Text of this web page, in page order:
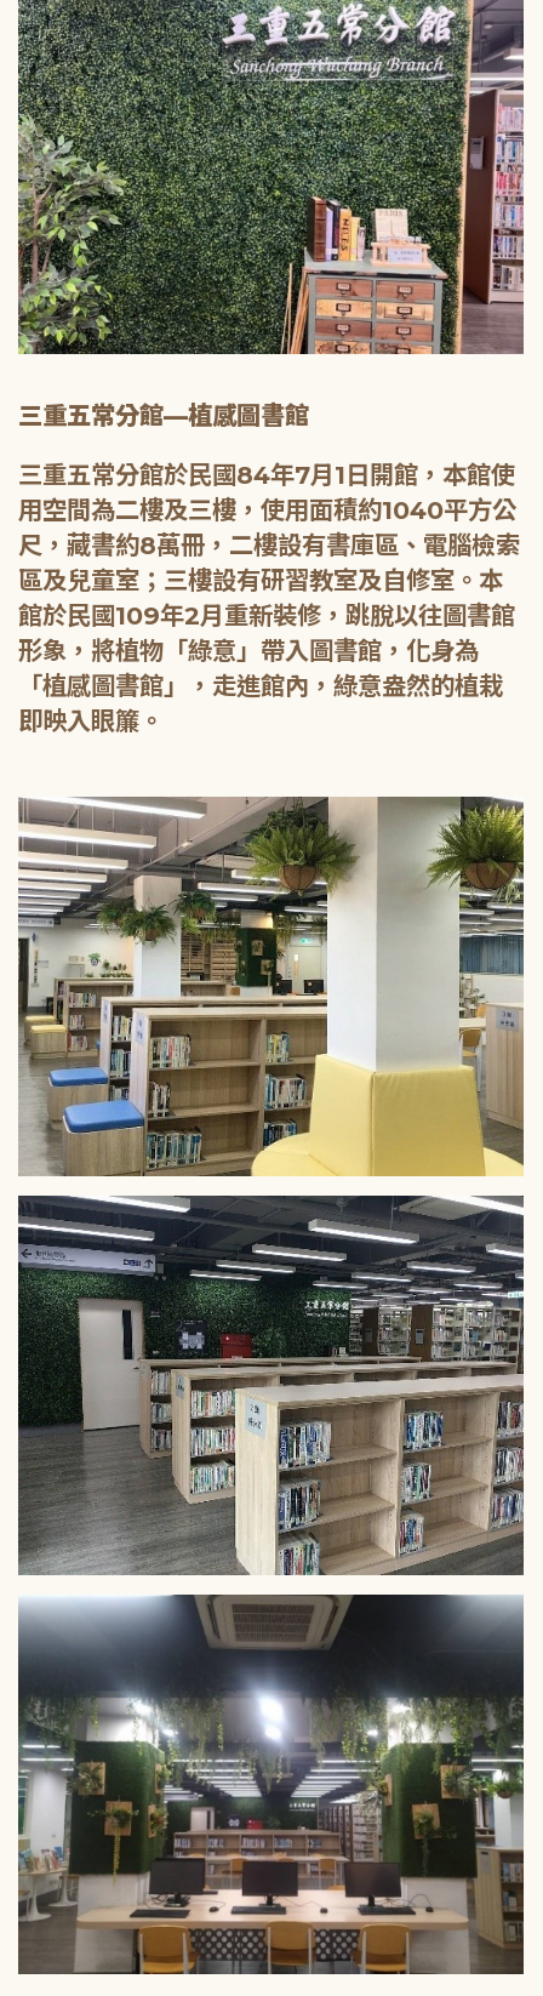
三重五常分館—植感圖書館
三重五常分館於民國84年7月1日開館，本館使
用空間為二樓及三樓，使用面積約1040平方公
尺，藏書約8萬冊，二樓設有書庫區、電腦檢索
區及兒童室；三樓設有研習教室及自修室。本
館於民國109年2月重新裝修，跳脫以往圖書館
形象，將植物「綠意」帶入圖書館，化身為
「植感圖書館」，走進館內，綠意盎然的植栽
即映入眼簾。